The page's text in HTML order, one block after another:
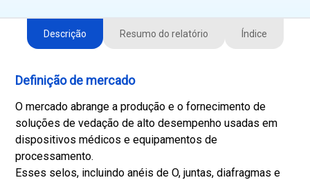
Descrição Resumo do relatório Índice
Definição de mercado
O mercado abrange a produção e o fornecimento de
soluções de vedação de alto desempenho usadas em
dispositivos médicos e equipamentos de
processamento.
Esses selos, incluindo anéis de O, juntas, diafragmas e